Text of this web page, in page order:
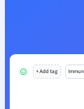
+ Add tag